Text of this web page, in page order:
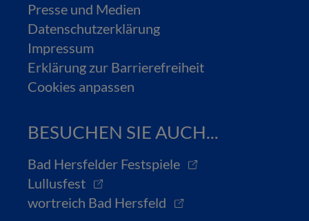
Presse und Medien
Datenschutzerklärung
Impressum
Erklärung zur Barrierefreiheit
Cookies anpassen
BESUCHEN SIE AUCH...
Bad Hersfelder Festspiele
Lullusfest
wortreich Bad Hersfeld